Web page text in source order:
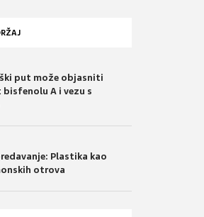
put može objasniti
A i vezu s
Plastika kao
otrova